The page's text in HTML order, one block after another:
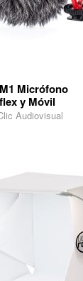
Micrófono
y Móvil
Audiovisual